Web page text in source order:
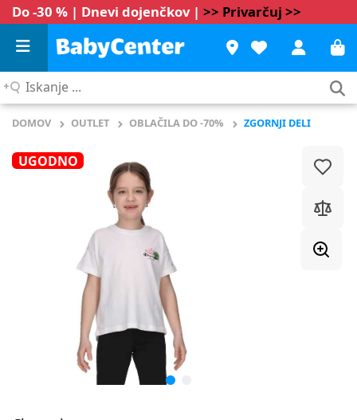
Do -30 % | Dnevi dojenčkov | >> Privarčuj >>
Iskanje
DOMOV OUTLET OBLAČILA DO -70% ZGORNJI DELI
UGODNO